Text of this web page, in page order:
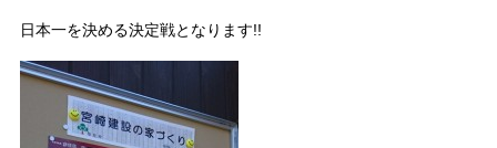
日本一を決める決定戦となります!!